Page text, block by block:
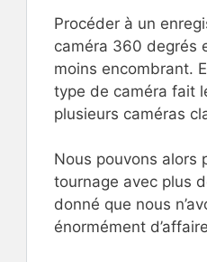
Procéder à un
caméra 360 degrés
moins encombrant.
type de caméra fait
plusieurs caméras
Nous pouvons alors
tournage avec plus
donné que nous
énormément